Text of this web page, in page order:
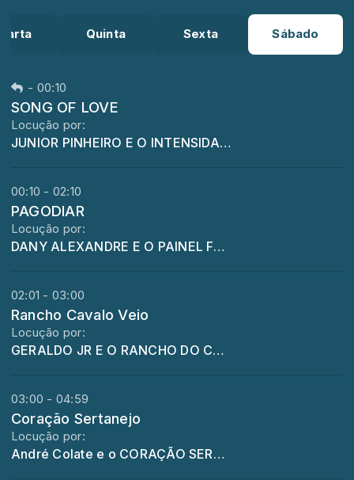
Quinta Sexta Sábado
- 00:10
SONG OF LOVE
Locução por:
JUNIOR PINHEIRO E O INTENSIDADE
00:10 - 02:10
PAGODIAR
Locução por:
DANY ALEXANDRE E O PAINEL FLACHBACK
02:01 - 03:00
Rancho Cavalo Veio
Locução por:
GERALDO JR E O RANCHO DO CAVALO VEIO
03:00 - 04:59
Coração Sertanejo
Locução por:
André Colate e o CORAÇÃO SERTANEJO